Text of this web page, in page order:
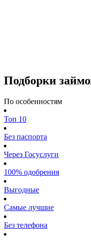
Подборки
По особенностям
Топ 10
Без паспорта
Через Госуслуги
100% одобрения
Выгодные
Самые лучшие
Без телефона